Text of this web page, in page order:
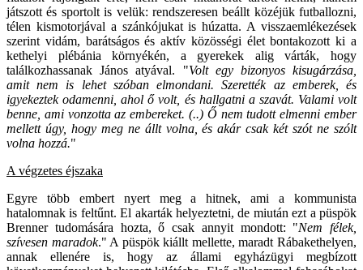
játszott és sportolt is velük: rendszeresen beállt közéjük futballozni,
télen kismotorjával a szánkójukat is húzatta. A visszaemlékezések
szerint vidám, barátságos és aktív közösségi élet bontakozott ki a
kethelyi plébánia környékén, a gyerekek alig várták, hogy
találkozhassanak János atyával. "Volt egy bizonyos kisugárzása,
amit nem is lehet szóban elmondani. Szerették az emberek, és
igyekeztek odamenni, ahol ő volt, és hallgatni a szavát. Valami volt
benne, ami vonzotta az embereket. (..) Ő nem tudott elmenni ember
mellett úgy, hogy meg ne állt volna, és akár csak két szót ne szólt
volna hozzá."
A végzetes éjszaka
Egyre több embert nyert meg a hitnek, ami a kommunista
hatalomnak is feltűnt. El akarták helyeztetni, de miután ezt a püspök
Brenner tudomására hozta, ő csak annyit mondott: "Nem félek,
szívesen maradok." A püspök kiállt mellette, maradt Rábakethelyen,
annak ellenére is, hogy az állami egyházügyi megbízott